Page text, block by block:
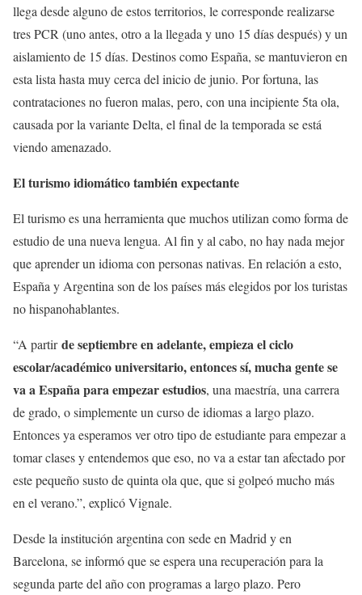
llega desde alguno de estos territorios, le corresponde realizarse
tres PCR (uno antes, otro a la llegada y uno 15 días después) y un
aislamiento de 15 días. Destinos como España, se mantuvieron en
esta lista hasta muy cerca del inicio de junio. Por fortuna, las
contrataciones no fueron malas, pero, con una incipiente 5ta ola,
causada por la variante Delta, el final de la temporada se está
viendo amenazado.
El turismo idiomático también expectante
El turismo es una herramienta que muchos utilizan como forma de
estudio de una nueva lengua. Al fin y al cabo, no hay nada mejor
que aprender un idioma con personas nativas. En relación a esto,
España y Argentina son de los países más elegidos por los turistas
no hispanohablantes.
“A partirde septiembre en adelante, empieza el ciclo
escolar/académico universitario, entonces sí, mucha gente se
va a España para empezar estudios, una maestría, una carrera
de grado, o simplemente un curso de idiomas a largo plazo.
Entonces ya esperamos ver otro tipo de estudiante para empezar a
tomar clases y entendemos que eso, no va a estar tan afectado por
este pequeño susto de quinta ola que, que si golpeó mucho más
en el verano.”, explicó Vignale.
Desde la institución argentina con sede en Madrid y en
Barcelona, se informó que se espera una recuperación para la
segunda parte del año con programas a largo plazo. Pero